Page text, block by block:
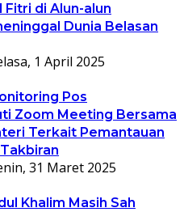
Fitri di Alun-alun
Dunia Belasan
1 April 2025
Pos
Zoom Meeting Bersama
Terkait Pemantauan
31 Maret 2025
Khalim Masih Sah